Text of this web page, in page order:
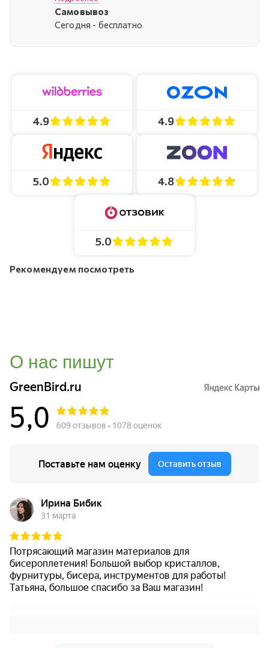
Самовывоз
Cегодня - бесплатно
4.9 4.9
5.0 4.8
5.0
Рекомендуем посмотреть
О нас пишут